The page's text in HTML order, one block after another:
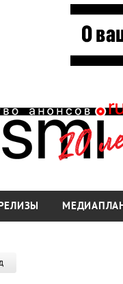
МЕДИАПЛАН